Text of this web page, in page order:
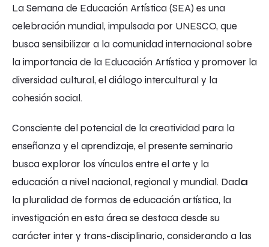
La Semana de Educación Artística (SEA) es una
celebración mundial, impulsada por UNESCO, que
busca sensibilizar a la comunidad internacional sobre
la importancia de la Educación Artística y promover la
diversidad cultural, el diálogo intercultural y la
cohesión social.
Consciente del potencial de la creatividad para la
enseñanza y el aprendizaje, el presente seminario
busca explorar los vínculos entre el arte y la
educación a nivel nacional, regional y mundial. Dada
la pluralidad de formas de educación artística, la
investigación en esta área se destaca desde su
carácter inter y trans-disciplinario, considerando a las